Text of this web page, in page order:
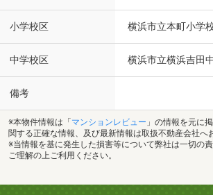
小学校区 横浜市立本町小学
中学校区 横浜市立横浜吉田
備考
※本物件情報は「 マンションレビュー 」の情報を元に
関する正確な情報、及び最新情報は取扱不動産会社へ
※当情報を基に発生した損害等について弊社は一切の
ご理解の上ご利用ください。